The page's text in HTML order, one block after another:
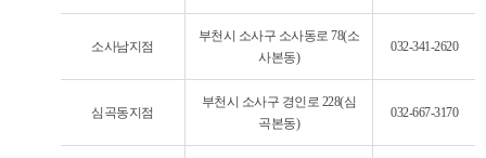
소사남지점
부천시 소사구 소사동로 78(소
사본동)
032-341-2620
심곡동지점
부천시 소사구 경인로 228(심
곡본동)
032-667-3170